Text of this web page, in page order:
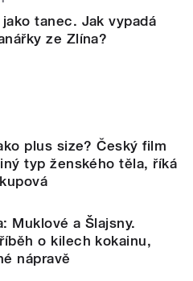
tanec. Jak vypadá
ze Zlína?
plus size? Český film
typ ženského těla, říká
Muklové a Šlajsny.
o kilech kokainu,
nápravě